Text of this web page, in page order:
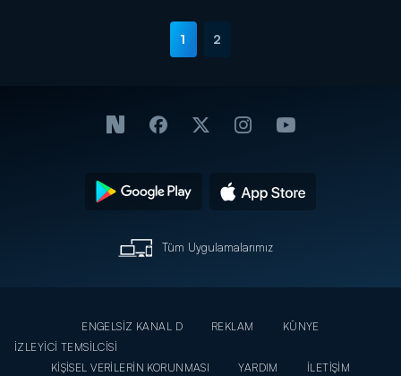
1 2
Tüm Uygulamalarımız
ENGELSİZ KANAL D REKLAM
KÜNYE
İZLEYİCİ TEMSİLCİSİ
KİŞİSEL VERİLERİN KORUNMASI
YARDIM İLETİŞİM